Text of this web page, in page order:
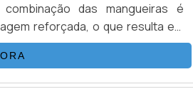
das mangueiras é
reforçada, o que resulta em
propriedades: desenvolvida para
características de.